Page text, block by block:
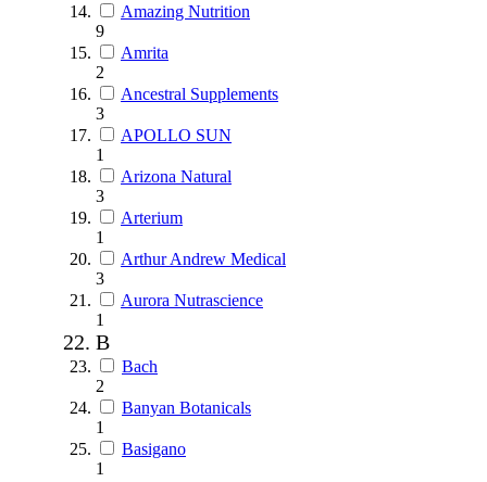
Amazing Nutrition
9
Amrita
2
Ancestral Supplements
3
APOLLO SUN
1
Arizona Natural
3
Arterium
1
Arthur Andrew Medical
3
Aurora Nutrascience
1
B
Bach
2
Banyan Botanicals
1
Basigano
1